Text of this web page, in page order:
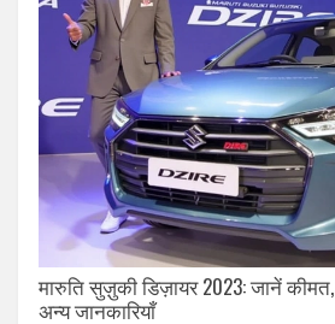
मारुति सुज़ुकी डिज़ायर 2023: जानें
अन्य जानकारियाँ